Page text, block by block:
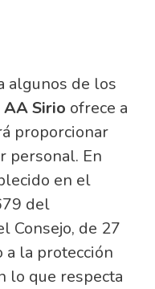
algunos de los
Sirio ofrece a
proporcionar
personal. En
en el
del
Consejo, de 27
la protección
lo que respecta